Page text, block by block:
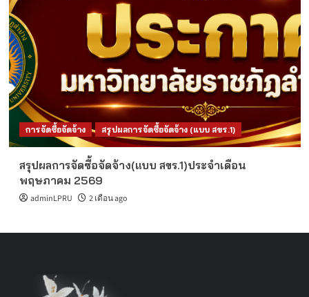
การจัดซื้อจัดจ้าง สรุปผลการจัดซื้อจัดจ้าง (แบบ สขร.1)
สรุปผลการจัดซื้อจัดจ้าง(แบบ สขร.1)ประจำเดือน
พฤษภาคม 2569
adminLPRU 2 เดือน ago